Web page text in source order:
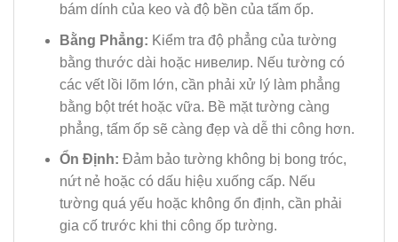
bám dính của keo và độ bền của tấm ốp.
Bằng Phẳng: Kiểm tra độ phẳng của tường
bằng thước dài hoặc нивелир. Nếu tường có
các vết lồi lõm lớn, cần phải xử lý làm phẳng
bằng bột trét hoặc vữa. Bề mặt tường càng
phẳng, tấm ốp sẽ càng đẹp và dễ thi công hơn.
Ổn Định: Đảm bảo tường không bị bong tróc,
nứt nẻ hoặc có dấu hiệu xuống cấp. Nếu
tường quá yếu hoặc không ổn định, cần phải
gia cố trước khi thi công ốp tường.